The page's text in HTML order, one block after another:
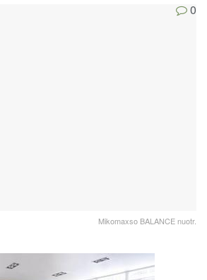
0
Mikomaxso BALANCE nuotr.